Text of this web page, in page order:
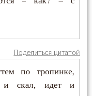
Поделиться цитатой
по тропинке,
и скал, идет и